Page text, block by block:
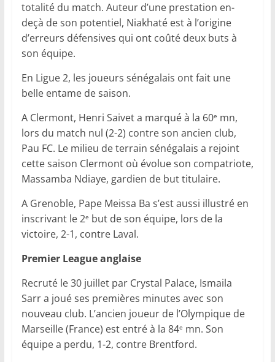
totalité du match. Auteur d’une prestation en-
deçà de son potentiel, Niakhaté est à l’origine
d’erreurs défensives qui ont coûté deux buts à
son équipe.
En Ligue 2, les joueurs sénégalais ont fait une
belle entame de saison.
A Clermont, Henri Saivet a marqué à la 60e mn,
lors du match nul (2-2) contre son ancien club,
Pau FC. Le milieu de terrain sénégalais a rejoint
cette saison Clermont où évolue son compatriote,
Massamba Ndiaye, gardien de but titulaire.
A Grenoble, Pape Meissa Ba s’est aussi illustré en
inscrivant le 2e but de son équipe, lors de la
victoire, 2-1, contre Laval.
Premier League anglaise
Recruté le 30 juillet par Crystal Palace, Ismaila
Sarr a joué ses premières minutes avec son
nouveau club. L’ancien joueur de l’Olympique de
Marseille (France) est entré à la 84e mn. Son
équipe a perdu, 1-2, contre Brentford.